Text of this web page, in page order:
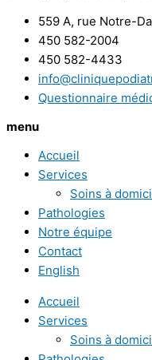
559 A, rue Notre-
450 582-2004
450 582-4433
Questionnaire
menu
Accueil
Services
Soins à
Pathologies
Notre équipe
Contact
English
Accueil
Services
Soins à